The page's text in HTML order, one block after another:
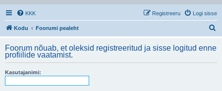
KKK Logi sisse
Registreeru
Kodu Foorumi pealeht
i
Foorum nõuab, et oleksid registreeritud ja sisse logitud enne
profiilide vaatamist.
Kasutajanimi: